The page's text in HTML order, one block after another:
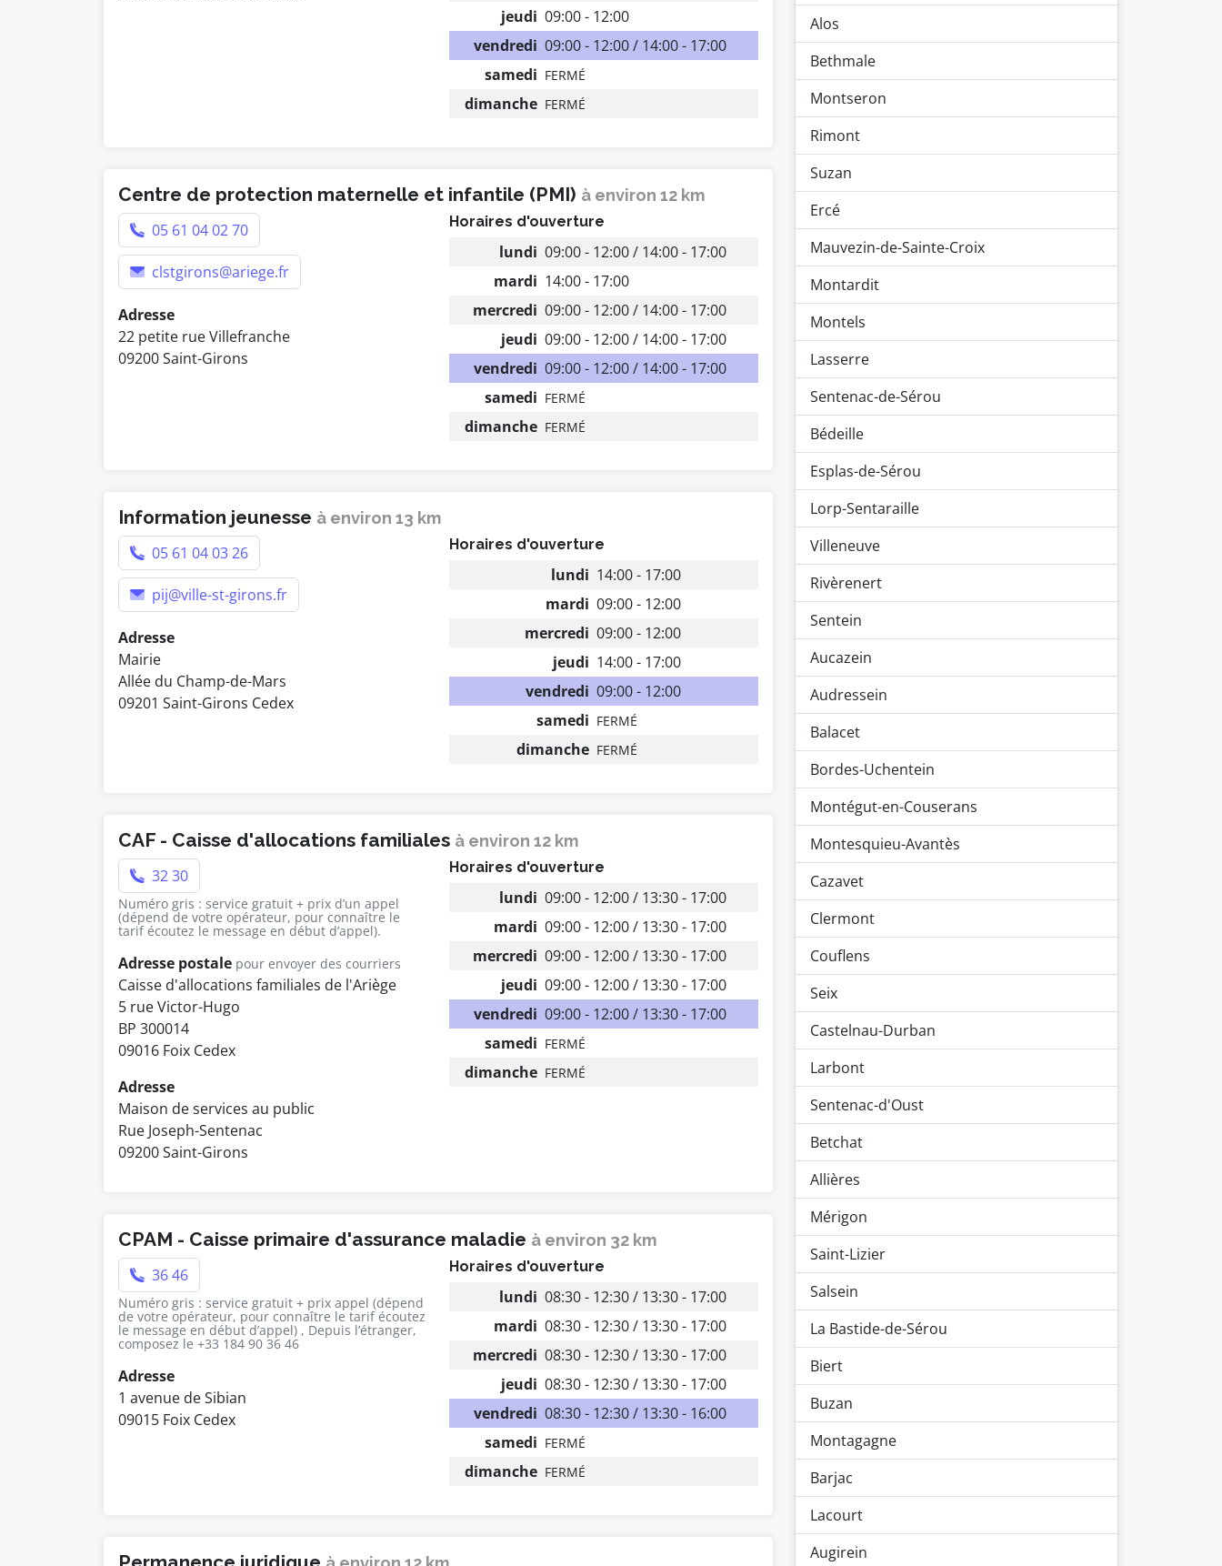
jeudi 09:00 - 12:00
vendredi 09:00 - 12:00 / 14:00 - 17:00
samedi FERMÉ
dimanche FERMÉ
Centre de protection maternelle et infantile (PMI) à environ 12 km
05 61 04 02 70
clstgirons@ariege.fr
Adresse
22 petite rue Villefranche
09200 Saint-Girons
Horaires d'ouverture
lundi 09:00 - 12:00 / 14:00 - 17:00
mardi 14:00 - 17:00
mercredi 09:00 - 12:00 / 14:00 - 17:00
jeudi 09:00 - 12:00 / 14:00 - 17:00
vendredi 09:00 - 12:00 / 14:00 - 17:00
samedi FERMÉ
dimanche FERMÉ
Information jeunesse à environ 13 km
05 61 04 03 26
pij@ville-st-girons.fr
Adresse
Mairie
Allée du Champ-de-Mars
09201 Saint-Girons Cedex
Horaires d'ouverture
lundi 14:00 - 17:00
mardi 09:00 - 12:00
mercredi 09:00 - 12:00
jeudi 14:00 - 17:00
vendredi 09:00 - 12:00
samedi FERMÉ
dimanche FERMÉ
CAF - Caisse d'allocations familiales à environ 12 km
32 30
Numéro gris : service gratuit + prix d’un appel
(dépend de votre opérateur, pour connaître le
tarif écoutez le message en début d’appel).
Adresse postale pour envoyer des courriers
Caisse d'allocations familiales de l'Ariège
5 rue Victor-Hugo
BP 300014
09016 Foix Cedex
Adresse
Maison de services au public
Rue Joseph-Sentenac
09200 Saint-Girons
Horaires d'ouverture
lundi 09:00 - 12:00 / 13:30 - 17:00
mardi 09:00 - 12:00 / 13:30 - 17:00
mercredi 09:00 - 12:00 / 13:30 - 17:00
jeudi 09:00 - 12:00 / 13:30 - 17:00
vendredi 09:00 - 12:00 / 13:30 - 17:00
samedi FERMÉ
dimanche FERMÉ
CPAM - Caisse primaire d'assurance maladie à environ 32 km
36 46
Numéro gris : service gratuit + prix appel (dépend
de votre opérateur, pour connaître le tarif écoutez
le message en début d’appel) , Depuis l’étranger,
composez le +33 184 90 36 46
Adresse
1 avenue de Sibian
09015 Foix Cedex
Horaires d'ouverture
lundi 08:30 - 12:30 / 13:30 - 17:00
mardi 08:30 - 12:30 / 13:30 - 17:00
mercredi 08:30 - 12:30 / 13:30 - 17:00
jeudi 08:30 - 12:30 / 13:30 - 17:00
vendredi 08:30 - 12:30 / 13:30 - 16:00
samedi FERMÉ
dimanche FERMÉ
Alos
Bethmale
Montseron
Rimont
Suzan
Ercé
Mauvezin-de-Sainte-Croix
Montardit
Montels
Lasserre
Sentenac-de-Sérou
Bédeille
Esplas-de-Sérou
Lorp-Sentaraille
Villeneuve
Rivèrenert
Sentein
Aucazein
Audressein
Balacet
Bordes-Uchentein
Montégut-en-Couserans
Montesquieu-Avantès
Cazavet
Clermont
Couflens
Seix
Castelnau-Durban
Larbont
Sentenac-d'Oust
Betchat
Allières
Mérigon
Saint-Lizier
Salsein
La Bastide-de-Sérou
Biert
Buzan
Montagagne
Barjac
Lacourt
Augirein